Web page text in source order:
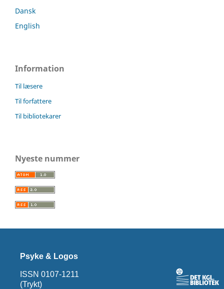
Dansk
English
Information
Til læsere
Til forfattere
Til bibliotekarer
Nyeste nummer
Psyke & Logos
ISSN 0107-1211
(Trykt)